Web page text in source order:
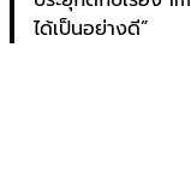
ได้เป็นอย่างดี”